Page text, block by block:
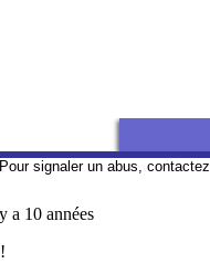
Pour signaler un abus, contactez